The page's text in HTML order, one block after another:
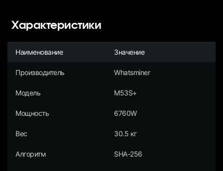
Характеристики
Наименование Значение
Производитель Whatsminer
Модель M53S+
Мощность 6760W
Вес 30.5 кг
Алгоритм SHA-256